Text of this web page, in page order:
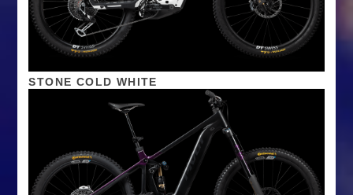
STONE COLD WHITE